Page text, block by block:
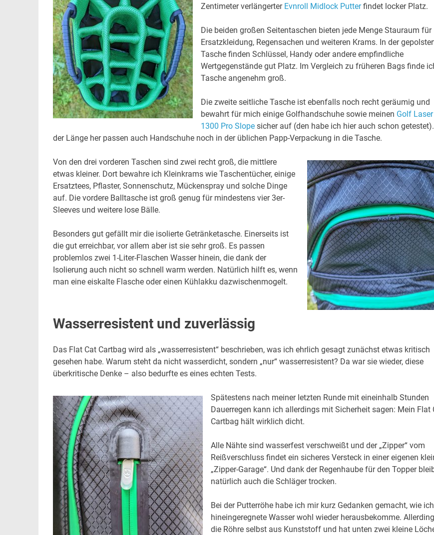
Zentimeter verlängerter Evnroll Midlock Putterfindet locker Platz.
Die beiden großen Seitentaschen bieten jede Menge Stauraum für
Ersatzkleidung, Regensachen und weiteren Krams. In der
Tasche finden Schlüssel, Handy oder andere empfindliche
Wertgegenstände gut Platz. Im Vergleich zu früheren Bags finde
Tasche angenehm groß.
Die zweite seitliche Tasche ist ebenfalls noch recht geräumig und
bewahrt für mich einige Golfhandschuhe sowie meinen Golf
1300 Pro Slopesicher auf (den habe ich hier auch schon
der Länge her passen auch Handschuhe noch in der üblichen Papp-Verpackung in die Tasche.
Von den drei vorderen Taschen sind zwei recht groß, die mittlere
etwas kleiner. Dort bewahre ich Kleinkrams wie Taschentücher, einige
Ersatztees, Pflaster, Sonnenschutz, Mückenspray und solche Dinge
auf. Die vordere Balltasche ist groß genug für mindestens vier 3er-
Sleeves und weitere lose Bälle.
Besonders gut gefällt mir die isolierte Getränketasche. Einerseits ist
die gut erreichbar, vor allem aber ist sie sehr groß. Es passen
problemlos zwei 1-Liter-Flaschen Wasser hinein, die dank der
Isolierung auch nicht so schnell warm werden. Natürlich hilft es, wenn
man eine eiskalte Flasche oder einen Kühlakku dazwischenmogelt.
Wasserresistent und zuverlässig
Das Flat Cat Cartbag wird als „wasserresistent“ beschrieben, was ich ehrlich gesagt zunächst etwas kritisch
gesehen habe. Warum steht da nicht wasserdicht, sondern „nur“ wasserresistent? Da war sie wieder, diese
überkritische Denke – also bedurfte es eines echten Tests.
Spätestens nach meiner letzten Runde mit eineinhalb Stunden
Dauerregen kann ich allerdings mit Sicherheit sagen: Mein Flat
Cartbag hält wirklich dicht.
Alle Nähte sind wasserfest verschweißt und der „Zipper“ vom
Reißverschluss findet ein sicheres Versteck in einer eigenen
„Zipper-Garage“. Und dank der Regenhaube für den Topper
natürlich auch die Schläger trocken.
Bei der Putterröhe habe ich mir kurz Gedanken gemacht, wie
hineingeregnete Wasser wohl wieder herausbekomme.
die Röhre selbst aus Kunststoff und hat unten zwei kleine